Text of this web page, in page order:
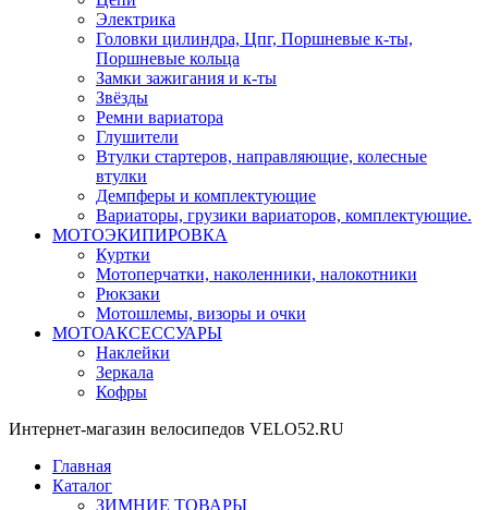
Электрика
Головки цилиндра, Цпг, Поршневые к-ты,
Поршневые кольца
Замки зажигания и к-ты
Звёзды
Ремни вариатора
Глушители
Втулки стартеров, направляющие, колесные
втулки
Демпферы и комплектующие
Вариаторы, грузики вариаторов, комплектующие.
МОТОЭКИПИРОВКА
Куртки
Мотоперчатки, наколенники, налокотники
Рюкзаки
Мотошлемы, визоры и очки
МОТОАКСЕССУАРЫ
Наклейки
Зеркала
Кофры
Интернет-магазин велосипедов VELO52.RU
Главная
Каталог
ЗИМНИЕ ТОВАРЫ